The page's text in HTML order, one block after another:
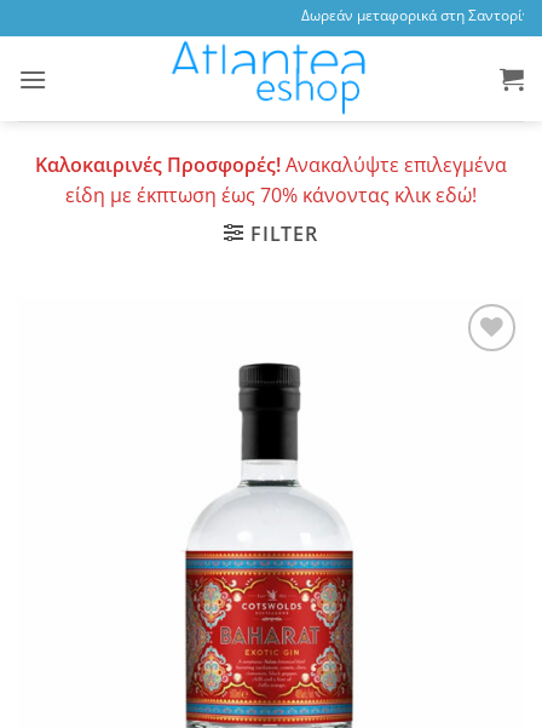
to
content
Δωρεάν μεταφορικά στη
Καλοκαιρινές Προσφορές!Ανακαλύψτε επιλεγμένα
είδη με έκπτωση έως 70% κάνοντας κλικ εδώ!
FILTER